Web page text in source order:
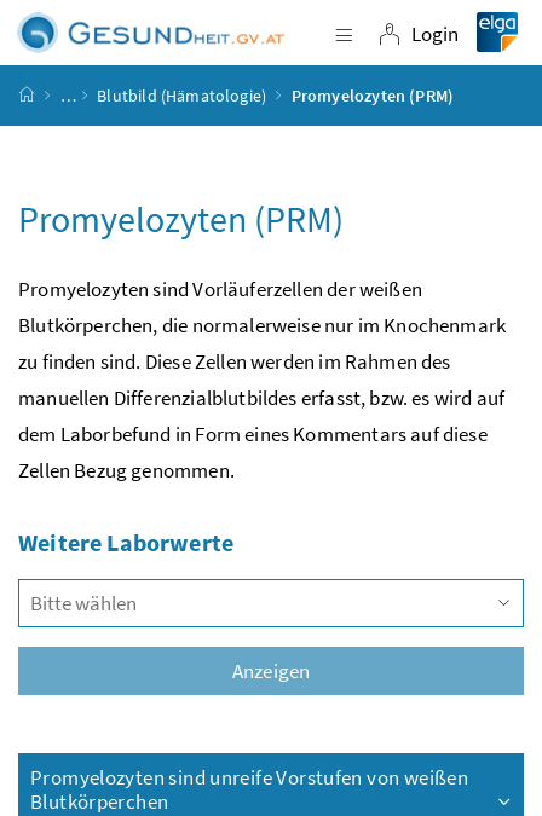
Zum Inhalt
Zum Hauptmenü
Zum Untermenü
Zur Suche
Navigation
Login
Login
Startseite
… Blutbild (Hämatologie) Promyelozyten (PRM)
Promyelozyten (PRM)
Promyelozyten sind Vorläuferzellen der weißen
Blutkörperchen, die normalerweise nur im Knochenmark
zu finden sind. Diese Zellen werden im Rahmen des
manuellen Differenzialblutbildes erfasst,bzw.es wird auf
dem Laborbefund in Form eines Kommentars auf diese
Zellen Bezug genommen.
Weitere Laborwerte
Anzeigen
Promyelozyten sind unreife Vorstufen von weißen
Blutkörperchen